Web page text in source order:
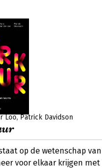
Loo Patrick Davidson
op de wetenschap
voor elkaar krijgen